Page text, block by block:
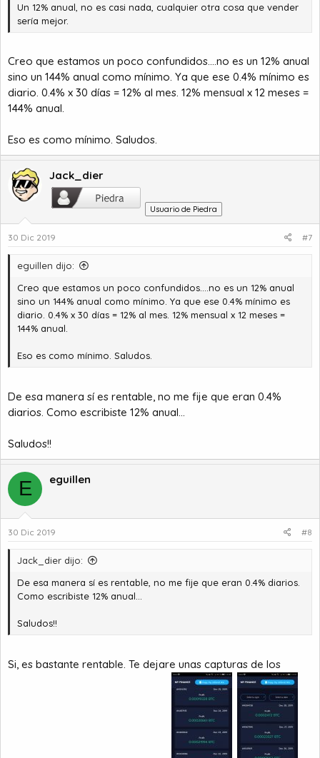
Un 12% anual, no es casi nada, cualquier otra cosa que vender
sería mejor.
Creo que estamos un poco confundidos....no es un 12% anual
sino un 144% anual como mínimo. Ya que ese 0.4% mínimo es
diario. 0.4% x 30 días = 12% al mes. 12% mensual x 12 meses =
144% anual.
Eso es como mínimo. Saludos.
Jack_dier
Usuario de Piedra
30 Dic 2019 #7
eguillen dijo:
Creo que estamos un poco confundidos....no es un 12% anual
sino un 144% anual como mínimo. Ya que ese 0.4% mínimo es
diario. 0.4% x 30 días = 12% al mes. 12% mensual x 12 meses =
144% anual.
Eso es como mínimo. Saludos.
De esa manera sí es rentable, no me fije que eran 0.4%
diarios. Como escribiste 12% anual...
Saludos!!
E eguillen
30 Dic 2019 #8
Jack_dier dijo:
De esa manera sí es rentable, no me fije que eran 0.4% diarios.
Como escribiste 12% anual...
Saludos!!
Si, es bastante rentable. Te dejare unas capturas de los